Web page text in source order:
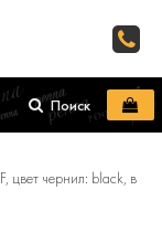
Поиск
цвет чернил: black, в